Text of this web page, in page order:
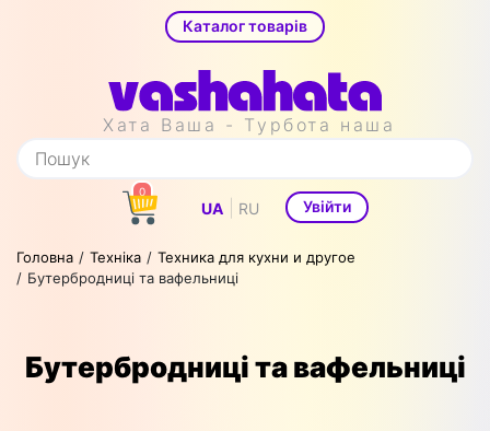
Каталог товарів
Хата Ваша - Турбота наша
0
UA RU Увійти
Головна Техніка
Техника для кухни и другое
Бутербродниці та вафельниці
Бутербродниці та вафельниці